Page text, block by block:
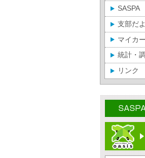
支部だ
マイカ
統計・
リンク